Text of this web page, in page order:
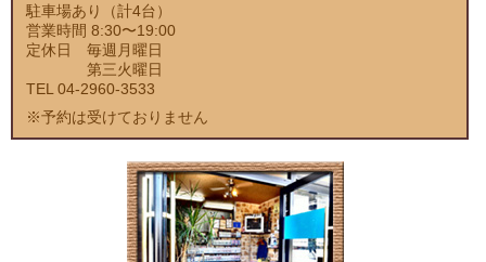
駐車場あり（計4台）
営業時間 8:30〜19:00
定休日 毎週月曜日
第三火曜日
TEL 04-2960-3533
※予約は受けておりません